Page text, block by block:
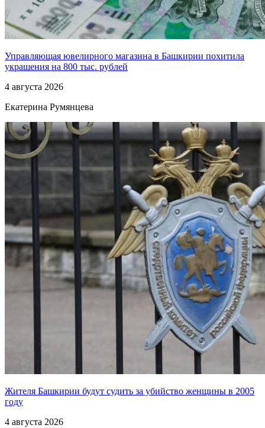
Управляющая ювелирного магазина в Башкирии похитила
украшения на 800 тыс. рублей
4 августа 2026
Екатерина Румянцева
Жителя Башкирии будут судить за убийство женщины в 2005
году
4 августа 2026